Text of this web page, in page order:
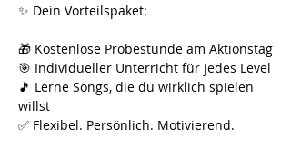
✨ Dein Vorteilspaket:
🎁 Kostenlose Probestunde am Aktionstag
🎯 Individueller Unterricht für jedes Level
🎵 Lerne Songs, die du wirklich spielen
willst
✅ Flexibel. Persönlich. Motivierend.